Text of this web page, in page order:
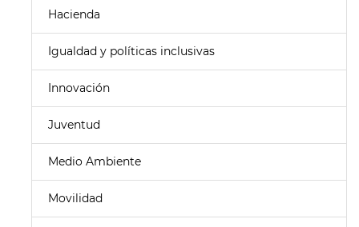
Hacienda
Igualdad y políticas inclusivas
Innovación
Juventud
Medio Ambiente
Movilidad